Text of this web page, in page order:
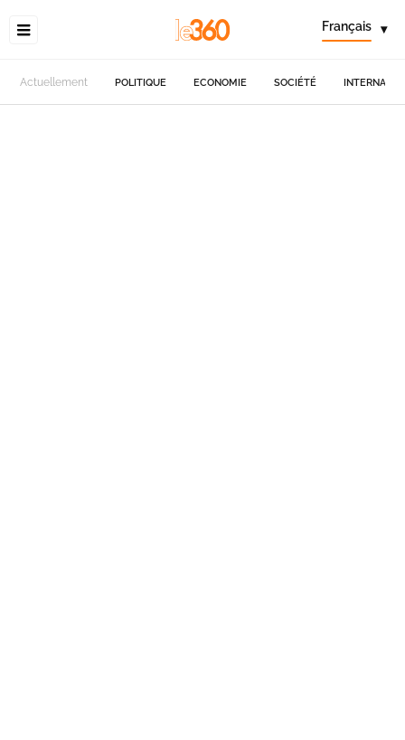
Français ▾
Actuellement POLITIQUE ECONOMIE SOCIÉTÉ